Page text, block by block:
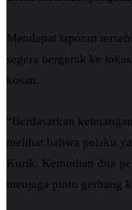
Mendapat laporan
segera bergerak ke
kosan.
“Berdasarkan
melihat bahwa pelaku
Kurik. Kemudian dua
menjaga pintu gerbang